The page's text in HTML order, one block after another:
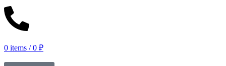
0 items / 0 ₽